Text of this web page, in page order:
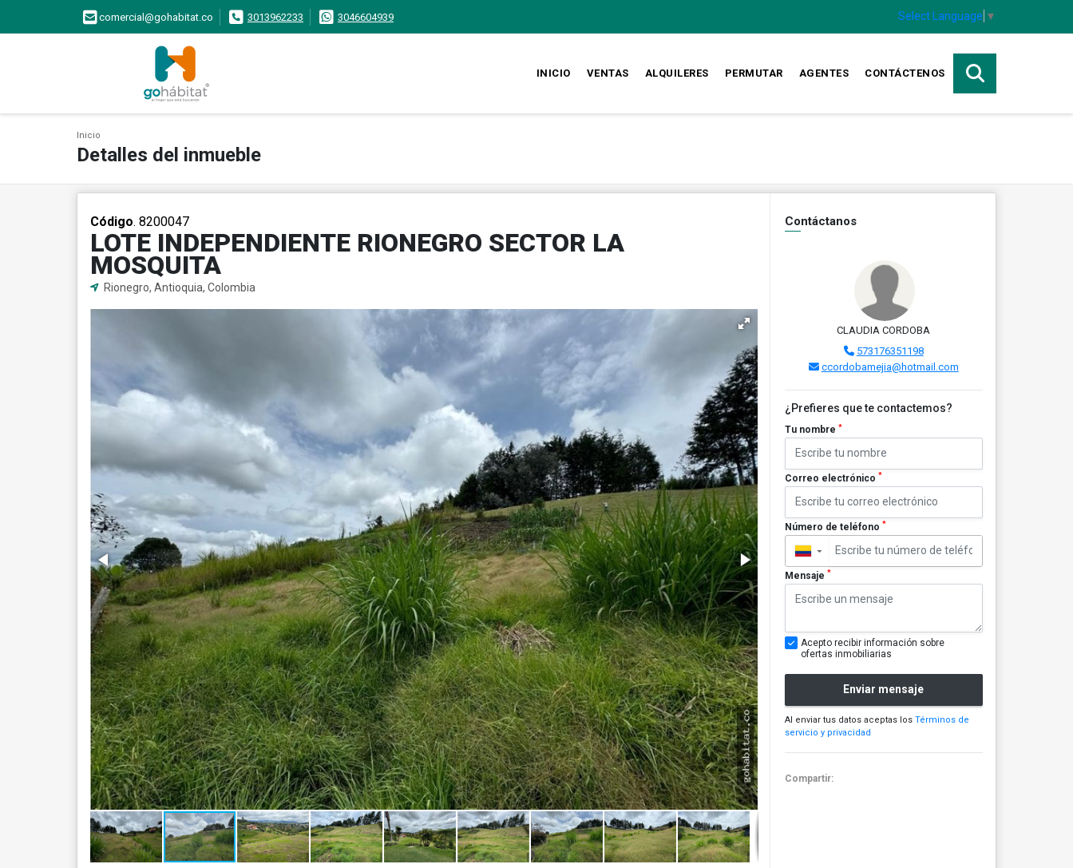
comercial@gohabitat.co 3013962233 3046604939 Select Language ▼
INICIO VENTAS ALQUILERES PERMUTAR AGENTES CONTÁCTENOS
Inicio
Detalles del inmueble
Código. 8200047
LOTE INDEPENDIENTE RIONEGRO SECTOR LA
MOSQUITA
Rionegro, Antioquia, Colombia
Contáctanos
CLAUDIA CORDOBA
573176351198
ccordobamejia@hotmail.com
¿Prefieres que te contactemos?
Tu nombre *
Correo electrónico *
Número de teléfono *
▼
Mensaje *
Acepto recibir información sobre
ofertas inmobiliarias
Enviar mensaje
Al enviar tus datos aceptas los Términos de
servicio y privacidad
Compartir: